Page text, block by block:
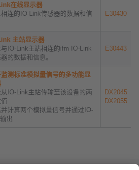
在线显示器
相连的IO-Link传感器的数据和信
E30430
主站显示器
与IO-Link主站相连的ifm IO-Link
的数据和信息。
E30443
监测标准模拟量信号的多功能显
从IO-Link主站传输至该设备的两
并计算两个模拟量信号并通过IO-
出
DX2045
DX2055